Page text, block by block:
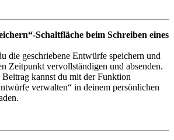
Schaltfläche beim Schreiben eines
die geschriebene Entwürfe speichern und
Zeitpunkt vervollständigen und absenden.
Beitrag kannst du mit der Funktion
verwalten“ in deinem persönlichen